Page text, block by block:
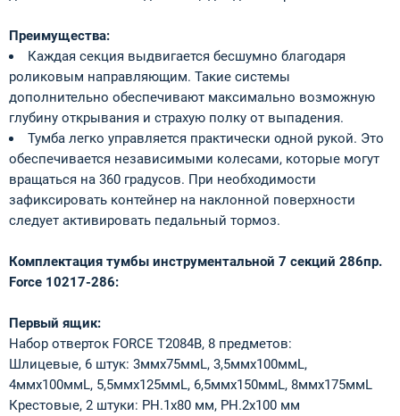
Преимущества:
Каждая секция выдвигается бесшумно благодаря
роликовым направляющим. Такие системы
дополнительно обеспечивают максимально возможную
глубину открывания и страхую полку от выпадения.
Тумба легко управляется практически одной рукой. Это
обеспечивается независимыми колесами, которые могут
вращаться на 360 градусов. При необходимости
зафиксировать контейнер на наклонной поверхности
следует активировать педальный тормоз.
Комплектация тумбы инструментальной 7 секций 286пр.
Force 10217-286:
Первый ящик:
Набор отверток FORCE T2084B, 8 предметов:
Шлицевые, 6 штук: 3ммх75ммL, 3,5ммх100ммL,
4ммх100ммL, 5,5ммх125ммL, 6,5ммх150ммL, 8ммх175ммL
Крестовые, 2 штуки: PH.1х80 мм, PH.2х100 мм